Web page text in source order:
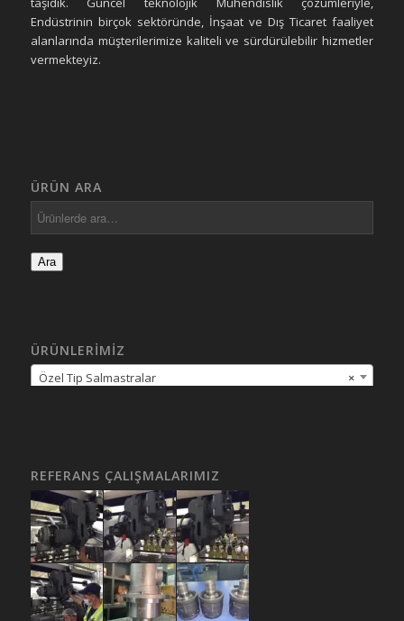
Endüstrinin birçok sektöründe, İnşaat ve Dış Ticaret faaliyet
alanlarında müşterilerimize kaliteli ve sürdürülebilir hizmetler
vermekteyiz.
ÜRÜN ARA
Ara
ÜRÜNLERIMIZ
×
Özel Tip Salmastralar
REFERANS ÇALIŞMALARIMIZ